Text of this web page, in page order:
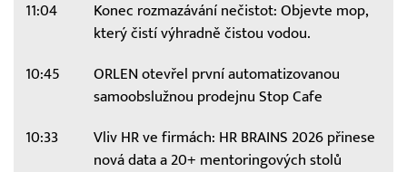
11:04
Konec rozmazávání nečistot: Objevte mop,
který čistí výhradně čistou vodou.
10:45
ORLEN otevřel první automatizovanou
samoobslužnou prodejnu Stop Cafe
10:33
Vliv HR ve firmách: HR BRAINS 2026 přinese
nová data a 20+ mentoringových stolů